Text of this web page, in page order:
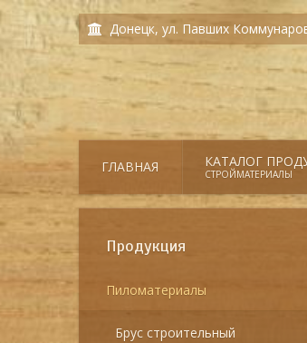
Донецк, ул. Павших
ГЛАВНАЯ КАТАЛОГ
СТРОЙМАТЕРИАЛЫ
Продукция
Пиломатериалы
Брус строительный